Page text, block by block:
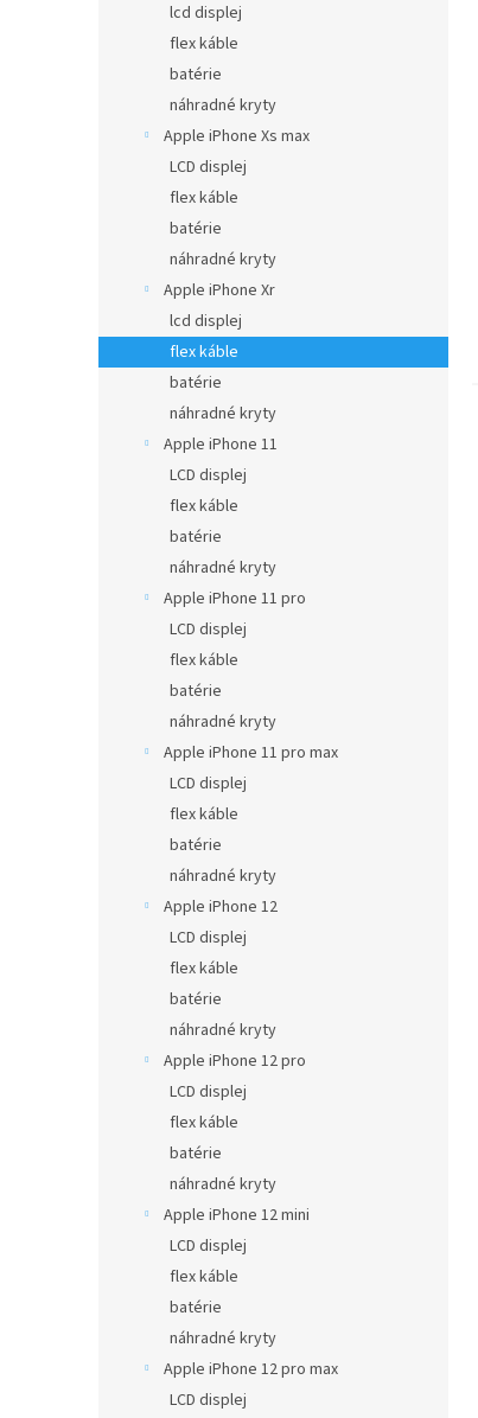
lcd displej
flex káble
batérie
náhradné kryty
Apple iPhone Xs max
LCD displej
flex káble
batérie
náhradné kryty
Apple iPhone Xr
lcd displej
flex káble
batérie
náhradné kryty
Apple iPhone 11
LCD displej
flex káble
batérie
náhradné kryty
Apple iPhone 11 pro
LCD displej
flex káble
batérie
náhradné kryty
Apple iPhone 11 pro max
LCD displej
flex káble
batérie
náhradné kryty
Apple iPhone 12
LCD displej
flex káble
batérie
náhradné kryty
Apple iPhone 12 pro
LCD displej
flex káble
batérie
náhradné kryty
Apple iPhone 12 mini
LCD displej
flex káble
batérie
náhradné kryty
Apple iPhone 12 pro max
LCD displej